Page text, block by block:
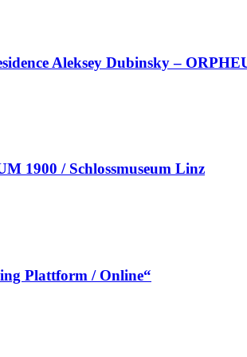
Aleksey Dubinsky –
1900 / Schlossmuseum Linz
Plattform / Online“